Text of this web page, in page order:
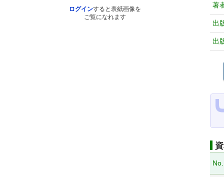
ログインすると表紙画像を
ご覧になれます
著
出
出
No.